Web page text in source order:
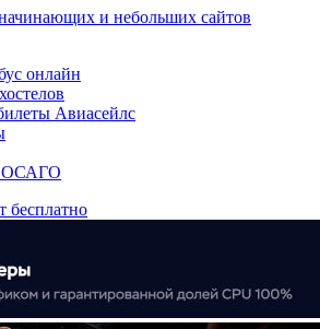
онлайн
Авиасейлс
ОСАГО